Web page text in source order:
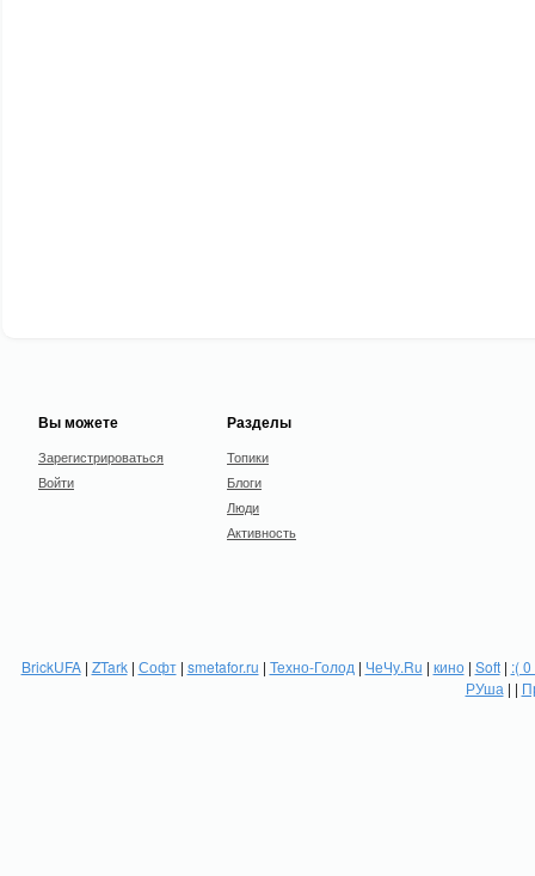
Вы можете
Зарегистрироваться
Войти
Разделы
Топики
Блоги
Люди
Активность
BrickUFA| ZTark| Софт| smetafor.ru | Техно-Голод | ЧеЧу.Ru | кино| Soft| :(
РУша | |